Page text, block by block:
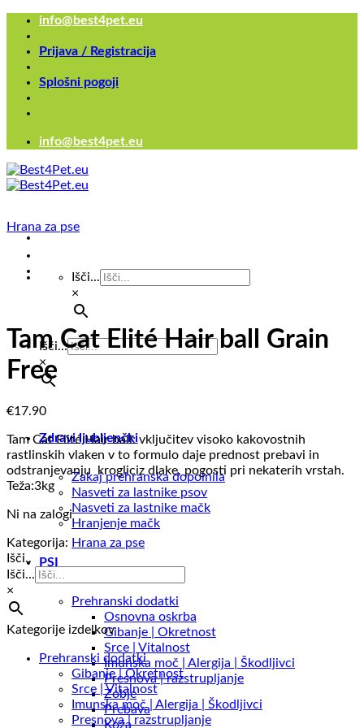
Skoči
vsebino
info@best4pet.eu
Prijava / Registracija
Splošni pogoji
info@best4pet.eu
Išči...
×
Išči...
×
Zdravi ljubljenčki
Zakaj prehranska dopolnila
Nasveti za lastnike psov
Nasveti za lastnike mačk
Hranjenje mačk
PSI
Prehranski dodatki
Osnovna oskrba
Gibanje | Okretnost
Srce | Vitalnost
Imunska moč | Alergija | Škodljivci
Presnova | razstrupljanje
Zobje
Prebava
Koža
Hrana za pse
Tam Cat Elité Hair ball Grain
Free
€17.90
Tam Cat Elité Hair ball: vključitev visoko kakovostnih
rastlinskih vlaken v to formulo daje prednost prebavi in ​​
odstranjevanju krogliciz dlake, pogosti pri nekaterih vrstah.
Teža:3kg
Ni na zalogi
Kategorija: Hrana za pse
Išči..
Išči...
×
Kategorije izdelkov
Prehranski dodatki
Gibanje | Okretnost
Srce | Vitalnost
Imunska moč | Alergija | Škodljivci
Presnova | razstrupljanje